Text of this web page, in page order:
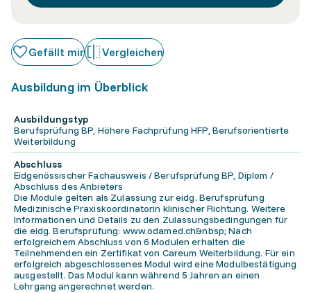
Gefällt mir Vergleichen
Ausbildung im Überblick
Ausbildungstyp
Berufsprüfung BP, Höhere Fachprüfung HFP, Berufsorientierte
Weiterbildung
Abschluss
Eidgenössischer Fachausweis / Berufsprüfung BP, Diplom /
Abschluss des Anbieters
Die Module gelten als Zulassung zur eidg. Berufsprüfung
Medizinische Praxiskoordinatorin klinischer Richtung. Weitere
Informationen und Details zu den Zulassungsbedingungen für
die eidg. Berufsprüfung: www.odamed.ch&nbsp; Nach
erfolgreichem Abschluss von 6 Modulen erhalten die
Teilnehmenden ein Zertifikat von Careum Weiterbildung. Für ein
erfolgreich abgeschlossenes Modul wird eine Modulbestätigung
ausgestellt. Das Modul kann während 5 Jahren an einen
Lehrgang angerechnet werden.